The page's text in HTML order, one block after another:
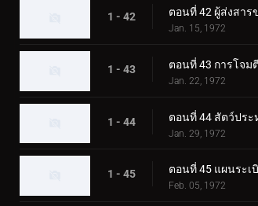
1 - 42 ตอนที่ 42 ผู้ส่งสา
Jan. 15, 1972
1 - 43 ตอนที่ 43 การโจ
Jan. 22, 1972
1 - 44 ตอนที่ 44 สัตว์ปร
Jan. 29, 1972
1 - 45 ตอนที่ 45 แผนระเ
Feb. 05, 1972